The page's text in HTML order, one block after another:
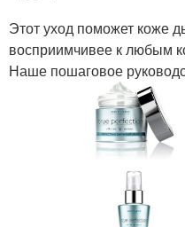
Этот уход поможет коже
восприимчивее к любым
Наше пошаговое